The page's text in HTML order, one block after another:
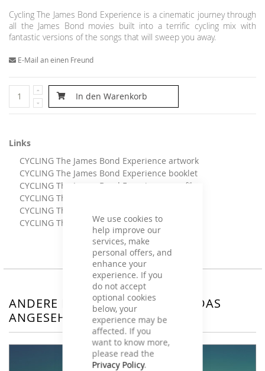
We use cookies to
help improve our
services, make
personal offers, and
enhance your
experience. If you
do not accept
optional cookies
below, your
experience may be
affected. If you
want to know more,
please read the
Privacy Policy.
Cycling The James Bond Experience is a cinematic journey through
all the James Bond movies built into a terrific cycling mix with
fantastic versions of the songs that will sweep you away.
E-Mail an einen Freund
Links
CYCLING The James Bond Experience artwork
CYCLING The James Bond Experience booklet
CYCLING The James Bond Experience cue file
CYCLING The James Bond Experience info
CYCLING The James Bond Experience mix
CYCLING The James Bond Experience
In den Warenkorb
ANDERE KUNDEN HABEN SICH DAS
ANGESEHEN